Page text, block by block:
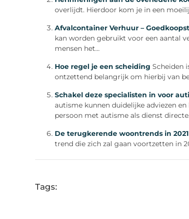
overlijdt. Hierdoor kom je in een
Afvalcontainer Verhuur –
kan worden gebruikt voor een aantal
mensen het...
Hoe regel je een scheiding Scheiden
ontzettend belangrijk om hierbij van
Schakel deze specialisten in voor
autisme kunnen duidelijke adviezen
persoon met autisme als dienst
De terugkerende woontrends in 2021
trend die zich zal gaan voortzetten in
Tags: